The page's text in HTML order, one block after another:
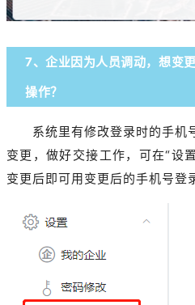
7、企业因为人员调动，想变
操作？
系统里有修改登录时的手机
变更，做好交接工作，可在“设
变更后即可用变更后的手机号登